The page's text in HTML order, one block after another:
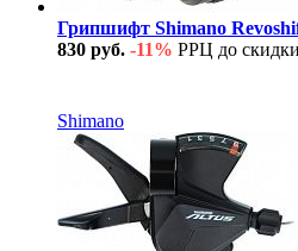
Грипшифт Shimano
830 руб. -11% РРЦ до
Shimano